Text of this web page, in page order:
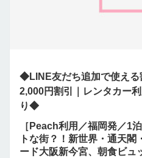
◆LINE友だち追加で使える
2,000円割引｜レンタカー
り◆
［Peach利用／福岡発／1
トな街？！新世界・通天
ード大阪新今宮、朝食ビ